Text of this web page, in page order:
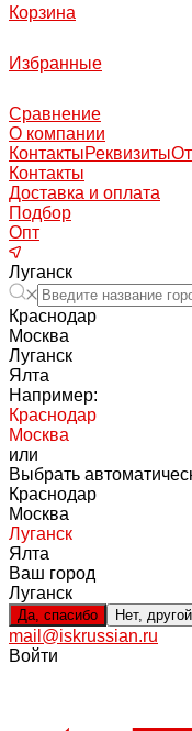
Корзина
Избранные
Сравнение
О компании
КонтактыРеквизиты
Контакты
Доставка и оплата
Подбор
Опт
Луганск
Краснодар
Москва
Луганск
Ялта
Например:
Краснодар
Москва
или
Выбрать
Краснодар
Москва
Луганск
Ялта
Ваш город
Луганск
Да, спасибо Нет, другой
mail@iskrussian.ru
Войти